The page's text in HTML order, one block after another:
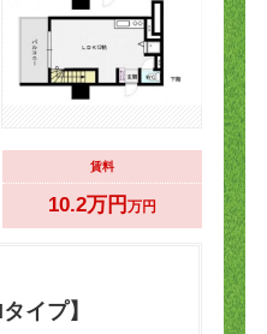
賃料
10.2万円万円
イプ】